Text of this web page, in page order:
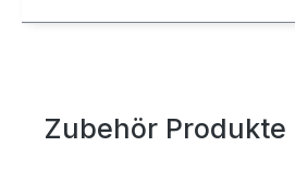
Produktgalerie überspringen
Zubehör Produkte